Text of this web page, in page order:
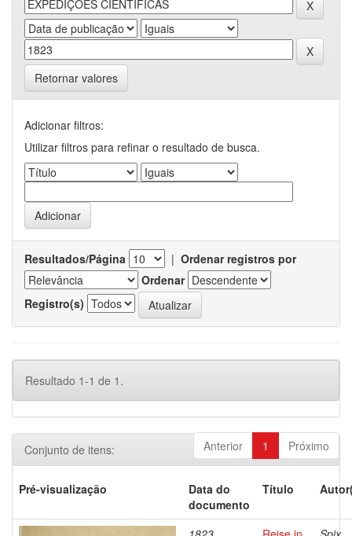
Retornar valores
Adicionar filtros:
Utilizar filtros para refinar o resultado de busca.
Resultados/Página | Ordenar registros por
Ordenar
Registro(s)
Resultado 1-1 de 1.
Anterior 1 Próximo
Conjunto de itens:
Pré-visualização
Data do
documento
Título